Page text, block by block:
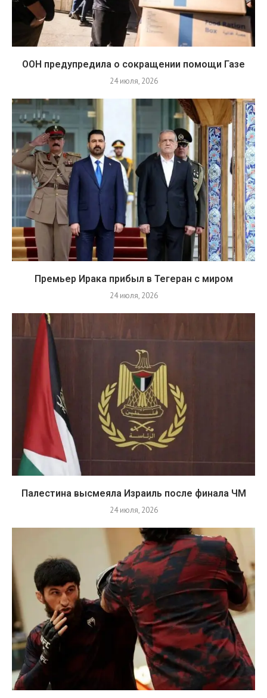
ООН предупредила о сокращении помощи Газе
24 июля, 2026
Премьер Ирака прибыл в Тегеран с миром
24 июля, 2026
Палестина высмеяла Израиль после финала ЧМ
24 июля, 2026